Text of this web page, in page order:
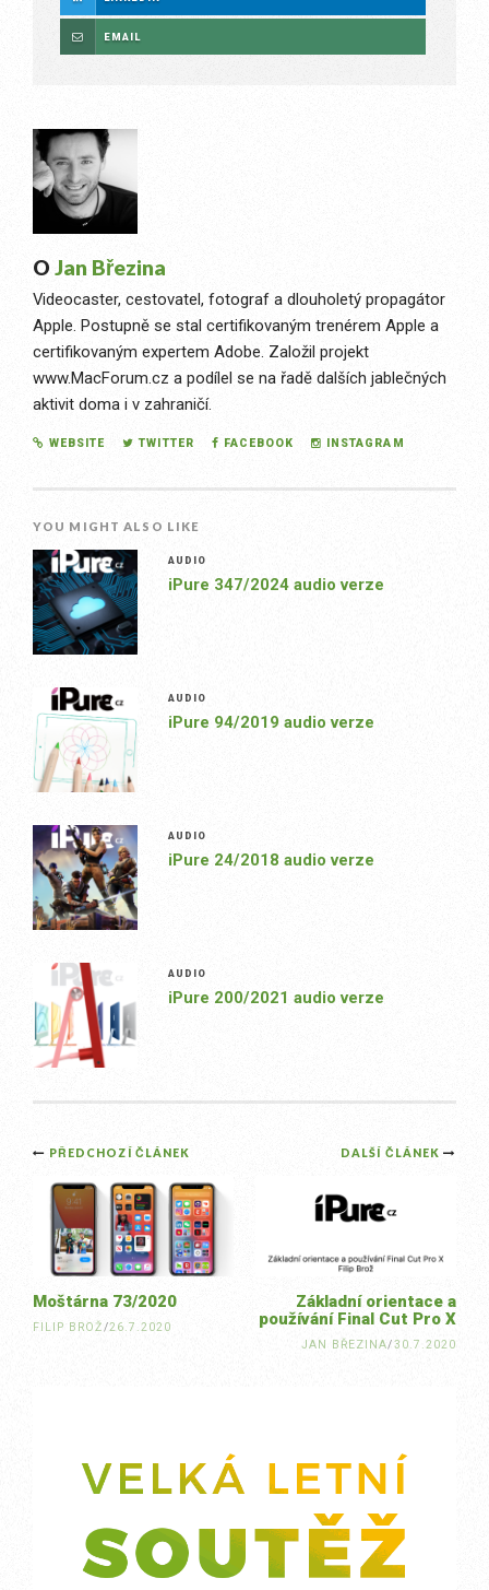
EMAIL
O Jan Březina
Videocaster, cestovatel, fotograf a dlouholetý propagátor
Apple. Postupně se stal certifikovaným trenérem Apple a
certifikovaným expertem Adobe. Založil projekt
www.MacForum.cz a podílel se na řadě dalších jablečných
aktivit doma i v zahraničí.
WEBSITE TWITTER FACEBOOK INSTAGRAM
YOU MIGHT ALSO LIKE
AUDIO
iPure 347/2024 audio verze
AUDIO
iPure 94/2019 audio verze
AUDIO
iPure 24/2018 audio verze
AUDIO
iPure 200/2021 audio verze
Post
navigation
DALŠÍ ČLÁNEK
Základní orientace a
používání Final Cut Pro X
JAN BŘEZINA/30.7.2020
PŘEDCHOZÍ ČLÁNEK
Moštárna 73/2020
FILIP BROŽ/26.7.2020